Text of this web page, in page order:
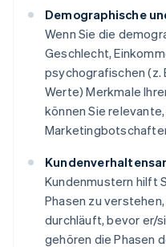
Demographische
Wenn Sie die
Geschlecht,
psychografischen (z.
Werte) Merkmale
können Sie
Kundenmustern hilft
Phasen zu
durchläuft, bevor er/
gehören die Phasen